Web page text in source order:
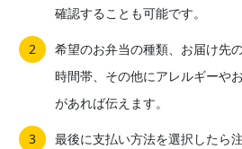
確認することも可能です。
希望のお弁当の種類、お届け先
時間帯、その他にアレルギーや
があれば伝えます。
最後に支払い方法を選択したら